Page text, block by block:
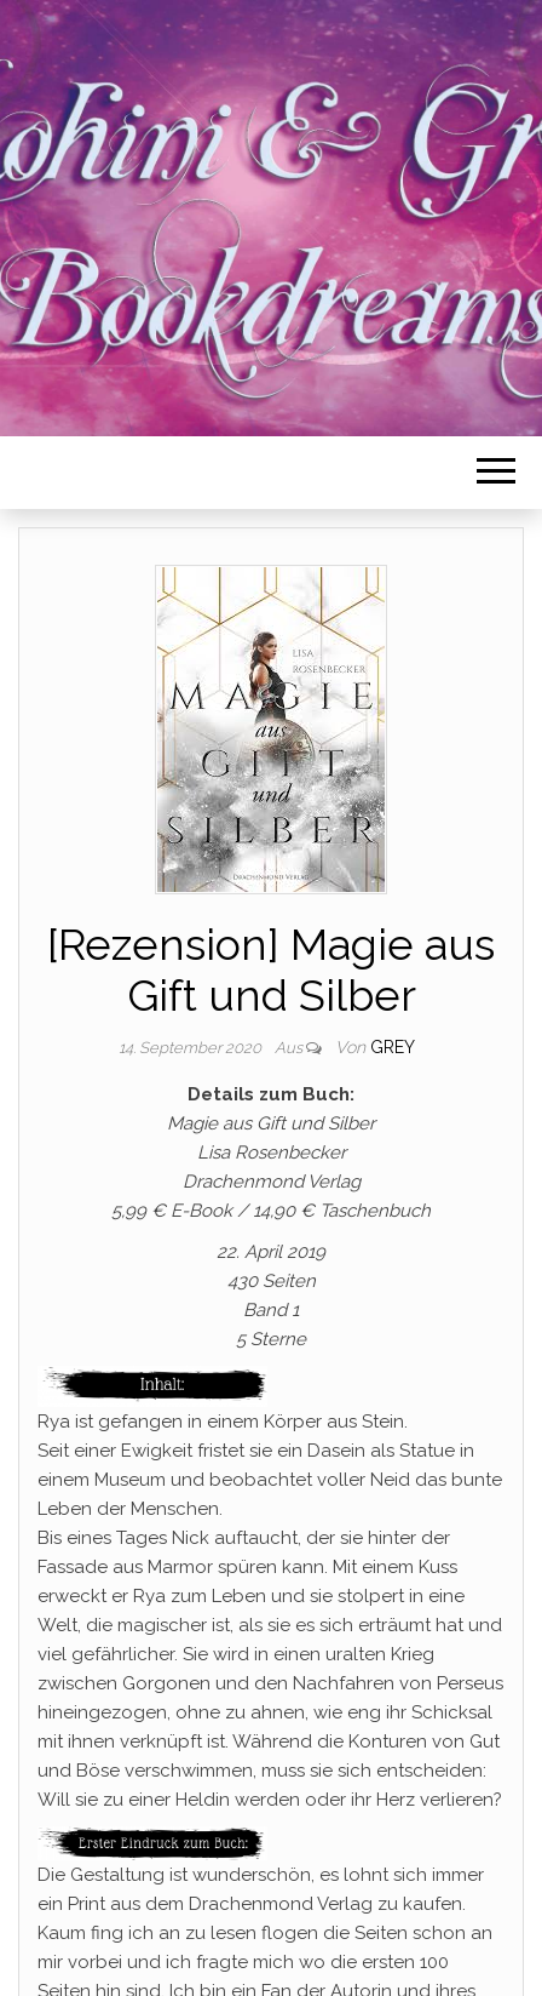
[Rezension] Magie aus
Gift und Silber
14. September 2020 Aus Von GREY
Details zum Buch:
Magie aus Gift und Silber
Lisa Rosenbecker
Drachenmond Verlag
5,99 € E-Book / 14,90 € Taschenbuch
22. April 2019
430 Seiten
Band 1
5 Sterne
Rya ist gefangen in einem Körper aus Stein.
Seit einer Ewigkeit fristet sie ein Dasein als Statue in
einem Museum und beobachtet voller Neid das bunte
Leben der Menschen.
Bis eines Tages Nick auftaucht, der sie hinter der
Fassade aus Marmor spüren kann. Mit einem Kuss
erweckt er Rya zum Leben und sie stolpert in eine
Welt, die magischer ist, als sie es sich erträumt hat und
viel gefährlicher. Sie wird in einen uralten Krieg
zwischen Gorgonen und den Nachfahren von Perseus
hineingezogen, ohne zu ahnen, wie eng ihr Schicksal
mit ihnen verknüpft ist. Während die Konturen von Gut
und Böse verschwimmen, muss sie sich entscheiden:
Will sie zu einer Heldin werden oder ihr Herz verlieren?
Die Gestaltung ist wunderschön, es lohnt sich immer
ein Print aus dem Drachenmond Verlag zu kaufen.
Kaum fing ich an zu lesen flogen die Seiten schon an
mir vorbei und ich fragte mich wo die ersten 100
Seiten hin sind. Ich bin ein Fan der Autorin und ihres